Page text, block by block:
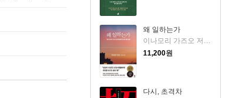
왜 일하는가
11,200원
다시, 초격차